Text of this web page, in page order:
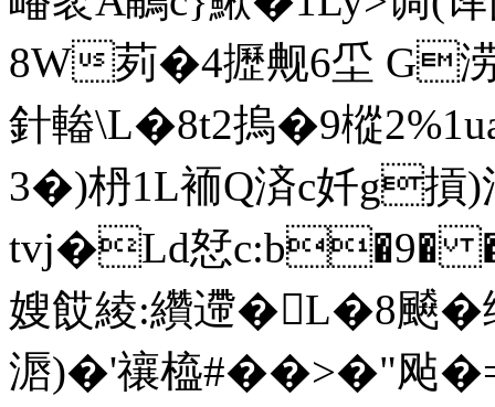
8W茢�4攊觍6坕 G
針輽\L�8t2摀�9樅
3�)枬1L袻Q済c奷g摃)滙
tvj�Ld恏c:b�9�
嫂餀綾:纘遰�L�8飇
滣)�'禳橀#��>�"飐